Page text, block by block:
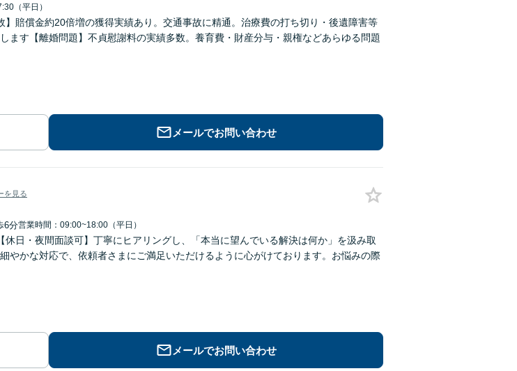
（平日）
】賠償金約20倍増の獲得実績あり。交通事故に精通。治療費の打ち切り・後遺障害等
ます【離婚問題】不貞慰謝料の実績多数。養育費・財産分与・親権などあらゆる問題
メールでお問い合わせ
を見る
6分営業時間：09:00~18:00（平日）
休日・夜間面談可】丁寧にヒアリングし、「本当に望んでいる解決は何か」を汲み取
やかな対応で、依頼者さまにご満足いただけるように心がけております。お悩みの際
メールでお問い合わせ